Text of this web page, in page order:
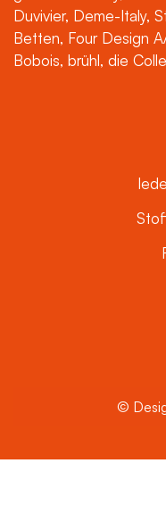
Duvivier, Deme-Italy,
Betten, Four Design
Bobois, brühl, die
©